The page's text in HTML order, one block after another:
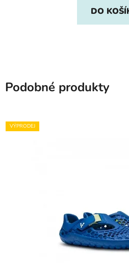
DO
Podobné produkty
VÝPRODEJ